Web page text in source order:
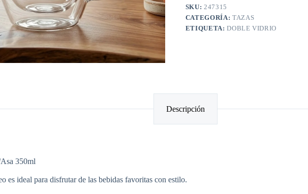
SKU:247315
CATEGORÍA: TAZAS
ETIQUETA:DOBLE VIDRIO
Descripción
350ml
es ideal para disfrutar de las bebidas favoritas con estilo.